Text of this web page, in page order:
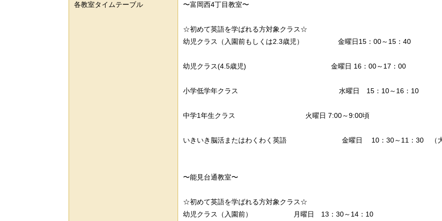
各教室タイムテーブル 〜富岡西4丁目教室〜
☆初めて英語を学ばれる方対象クラス☆
幼児クラス（入園前もしくは2.3歳児） 金曜日15：00～15：40
幼児クラス(4.5歳児) 金曜日 16：00～17：00
小学低学年クラス 水曜日 15：10～16：10
中学1年生クラス 火曜日 7:00～9:00頃
いきいき脳活またはわくわく英語 金曜日 10：30～11：30 （大
〜能見台通教室〜
☆初めて英語を学ばれる方対象クラス☆
幼児クラス（入園前） 月曜日 13：30～14：10